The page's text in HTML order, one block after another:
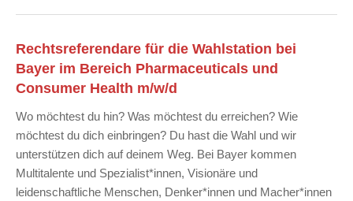
Rechtsreferendare für die Wahlstation bei
Bayer im Bereich Pharmaceuticals und
Consumer Health m/w/d
Wo möchtest du hin? Was möchtest du erreichen? Wie
möchtest du dich einbringen? Du hast die Wahl und wir
unterstützen dich auf deinem Weg. Bei Bayer kommen
Multitalente und Spezialist*innen, Visionäre und
leidenschaftliche Menschen, Denker*innen und Macher*innen